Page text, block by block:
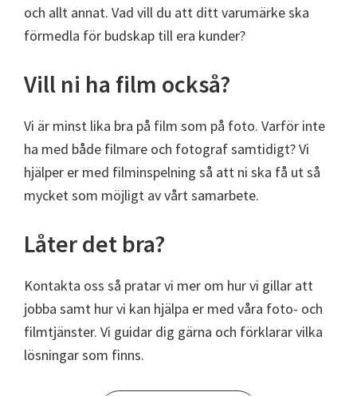
och allt annat. Vad vill du att ditt varumärke ska
förmedla för budskap till era kunder?
Vill ni ha film också?
Vi är minst lika bra på film som på foto. Varför inte
ha med både filmare och fotograf samtidigt? Vi
hjälper er med filminspelning så att ni ska få ut så
mycket som möjligt av vårt samarbete.
Låter det bra?
Kontakta oss så pratar vi mer om hur vi gillar att
jobba samt hur vi kan hjälpa er med våra foto- och
filmtjänster. Vi guidar dig gärna och förklarar vilka
lösningar som finns.